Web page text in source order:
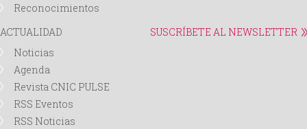
Reconocimientos
ACTUALIDAD
Noticias
Agenda
Revista CNIC PULSE
RSS Eventos
RSS Noticias
SUSCRÍBETE AL NEWSLETTER